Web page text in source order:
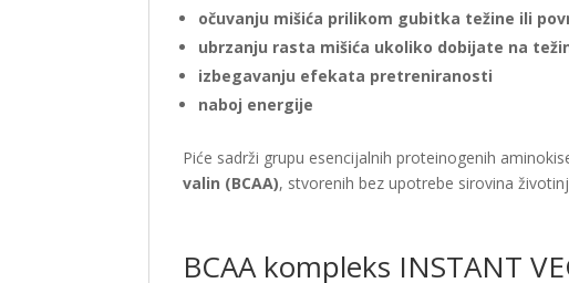
očuvanju mišića prilikom gubitka težine ili
ubrzanju rasta mišića ukoliko dobijate na
izbegavanju efekata pretreniranosti
naboj energije
Piće sadrži grupu esencijalnih proteinogenih
valin (BCAA), stvorenih bez upotrebe sirovina
BCAA kompleks INSTANT